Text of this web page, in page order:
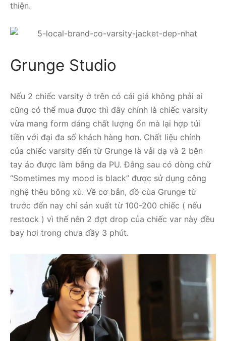
thiện.
Grunge Studio
Nếu 2 chiếc varsity ở trên có cái giá không phải ai
cũng có thể mua được thì đây chính là chiếc varsity
vừa mang form dáng chất lượng ổn mà lại hợp túi
tiền với đại đa số khách hàng hơn. Chất liệu chính
của chiếc varsity đến từ Grunge là vải dạ và 2 bên
tay áo được làm bằng da PU. Đằng sau có dòng chữ
“Sometimes my mood is black” được sử dụng công
nghệ thêu bông xù. Về cơ bản, đồ cùa Grunge từ
trước đến nay chỉ sản xuất từ 100-200 chiếc ( nếu
restock ) vì thế nên 2 đợt drop của chiếc var này đều
bay hơi trong chưa đầy 3 phút.